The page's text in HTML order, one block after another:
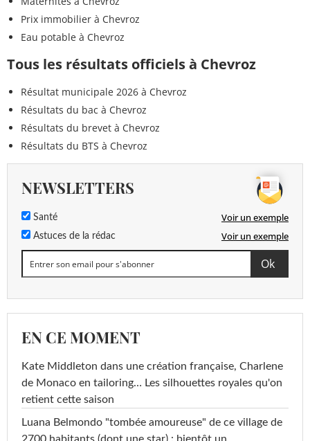
Prix immobilier à Chevroz
Eau potable à Chevroz
Tous les résultats officiels à Chevroz
Résultat municipale 2026 à Chevroz
Résultats du bac à Chevroz
Résultats du brevet à Chevroz
Résultats du BTS à Chevroz
NEWSLETTERS
Santé Voir un exemple
Astuces de la rédac Voir un exemple
EN CE MOMENT
Kate Middleton dans une création française, Charlene
de Monaco en tailoring… Les silhouettes royales qu'on
retient cette saison
Luana Belmondo "tombée amoureuse" de ce village de